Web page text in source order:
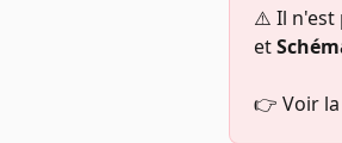
⚠️ Il n'est
et
👉 Voir